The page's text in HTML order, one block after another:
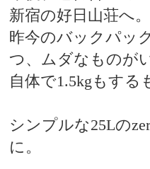
新宿の好日山荘へ。
昨今のバックパッ
つ、ムダなものが
自体で1.5kgもする
シンプルな25Lの
に。